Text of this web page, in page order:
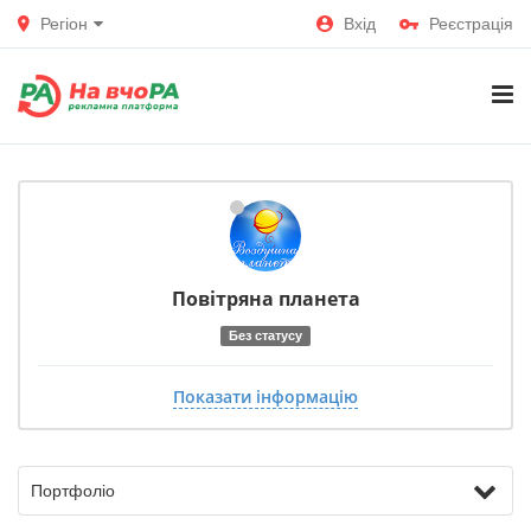
Регіон Вхід Реєстрація
Повітряна планета
Без статусу
Показати інформацію
Портфоліо